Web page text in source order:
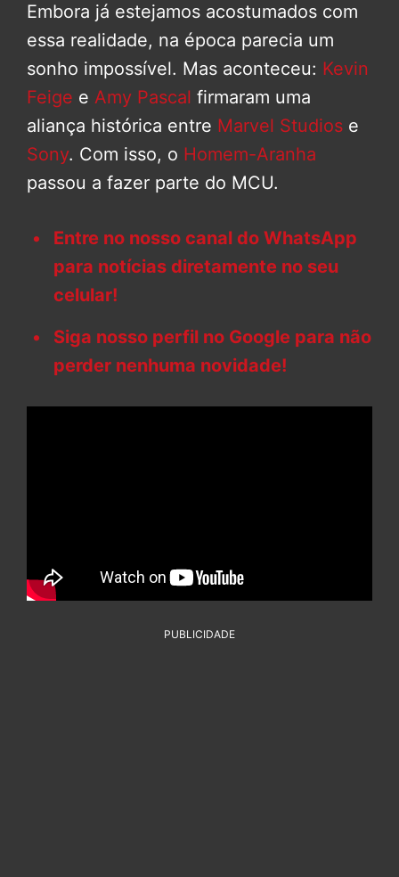
Embora já estejamos acostumados com
essa realidade, na época parecia um
sonho impossível. Mas aconteceu: Kevin
Feige e Amy Pascal firmaram uma
aliança histórica entre Marvel Studios e
Sony. Com isso, o Homem-Aranha
passou a fazer parte do MCU.
Entre no nosso canal do WhatsApp
para notícias diretamente no seu
celular!
Siga nosso perfil no Google para não
perder nenhuma novidade!
PUBLICIDADE